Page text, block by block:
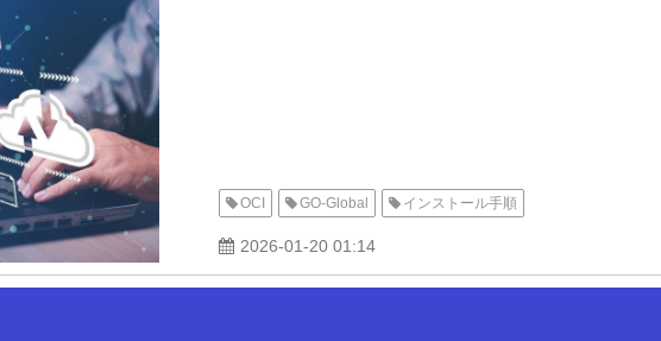
OCI GO-Global インストール手順
2026-01-20 01:14